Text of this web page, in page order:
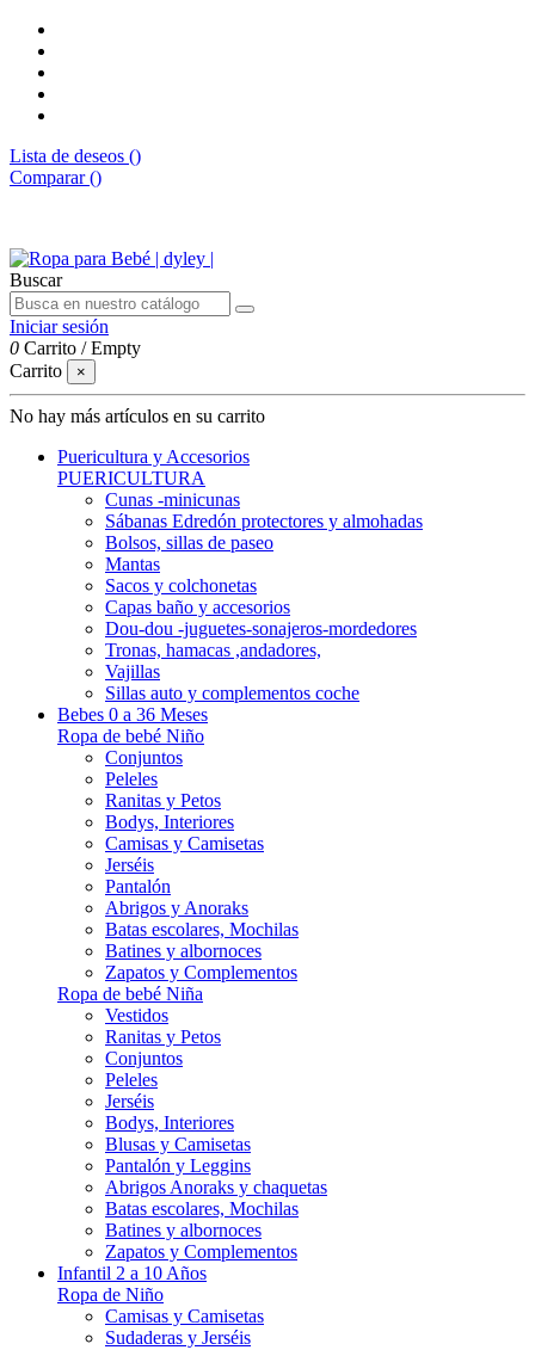
Lista de deseos ()
Comparar ()
Buscar
Iniciar sesión
0 Carrito /Empty
Carrito
×
No hay más artículos en su carrito
Puericultura y Accesorios
PUERICULTURA
Cunas -minicunas
Sábanas Edredón protectores y almohadas
Bolsos, sillas de paseo
Mantas
Sacos y colchonetas
Capas baño y accesorios
Dou-dou -juguetes-sonajeros-mordedores
Tronas, hamacas ,andadores,
Vajillas
Sillas auto y complementos coche
Bebes 0 a 36 Meses
Ropa de bebé Niño
Conjuntos
Peleles
Ranitas y Petos
Bodys, Interiores
Camisas y Camisetas
Jerséis
Pantalón
Abrigos y Anoraks
Batas escolares, Mochilas
Batines y albornoces
Zapatos y Complementos
Ropa de bebé Niña
Vestidos
Ranitas y Petos
Conjuntos
Peleles
Jerséis
Bodys, Interiores
Blusas y Camisetas
Pantalón y Leggins
Abrigos Anoraks y chaquetas
Batas escolares, Mochilas
Batines y albornoces
Zapatos y Complementos
Infantil 2 a 10 Años
Ropa de Niño
Camisas y Camisetas
Sudaderas y Jerséis